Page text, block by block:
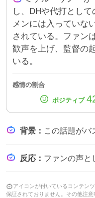
し、DHや代打とし
メンには入っていな
されている。ファン
歓声を上げ、監督の
いる。
感情の割合
背景 ： この話題がバズっている理由は、ミゲル・サノーの一軍復帰が長らく待ち
反応 ： ファンの声としては「サノーが帰ってきた！」と喜ぶ声が多く、一部では「サノー上げたのに使
アイコンが付いているコンテン
保証されておりません。その他注意